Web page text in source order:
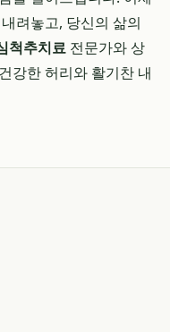
려놓고, 당신의 삶의
척추치료 전문가와 상
강한 허리와 활기찬 내